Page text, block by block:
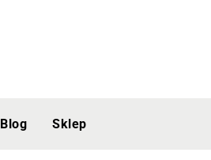
Blog Sklep